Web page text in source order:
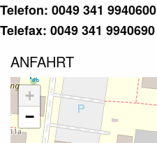
Telefon: 0049 341 9940600
Telefax: 0049 341 9940690
ANFAHRT
+
−